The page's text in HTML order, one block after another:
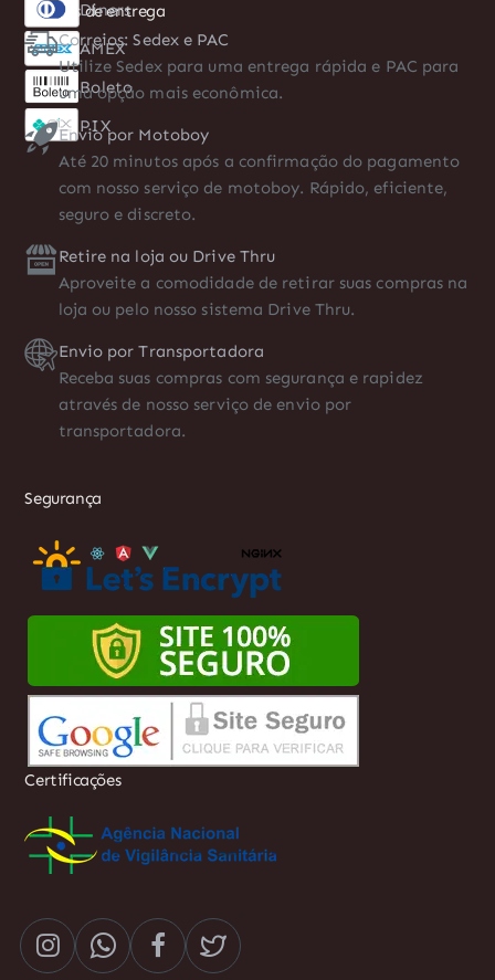
Formas de entrega
Correios: Sedex e PAC
Utilize Sedex para uma entrega rápida e PAC para
uma opção mais econômica.
Envio por Motoboy
Até 20 minutos após a confirmação do pagamento
com nosso serviço de motoboy. Rápido, eficiente,
seguro e discreto.
Retire na loja ou Drive Thru
Aproveite a comodidade de retirar suas compras na
loja ou pelo nosso sistema Drive Thru.
Envio por Transportadora
Receba suas compras com segurança e rapidez
através de nosso serviço de envio por
transportadora.
Segurança
Certificações